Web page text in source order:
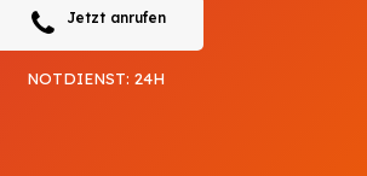
Jetzt anrufen
NOTDIENST: 24H